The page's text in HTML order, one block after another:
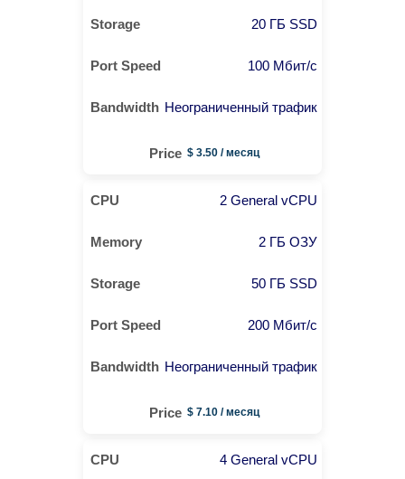
20 ГБ SSD
100 Мбит/с
Неограниченный трафик
$ 3.50 / месяц
2 General vCPU
2 ГБ ОЗУ
50 ГБ SSD
200 Мбит/с
Неограниченный трафик
$ 7.10 / месяц
4 General vCPU